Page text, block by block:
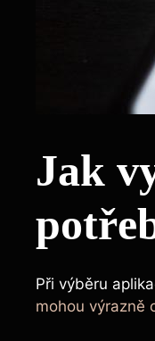
Jak
Při výběru
mohou výrazně